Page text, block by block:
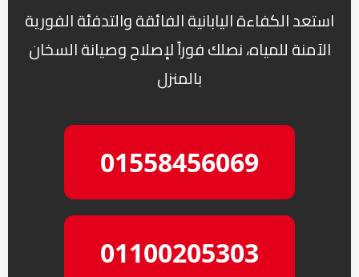
استعد الكفاءة اليابانية الفائقة والتدفئة الفورية
الآمنة للمياه، نصلك فوراً لإصلاح وصيانة السخان
بالمنزل
01558456069
01100205303